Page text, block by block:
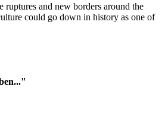
and new borders around the
could go down in history as one of